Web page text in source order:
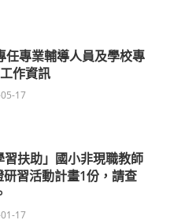
任專業輔導人員及學校專
作資訊
17
扶助」國小非現職教師
習活動計畫1份，請查
17